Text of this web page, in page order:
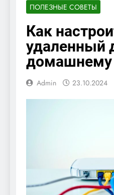
ПОЛЕЗНЫЕ СОВЕТЫ
Как
удаленный
домашнему
Admin 23.10.2024